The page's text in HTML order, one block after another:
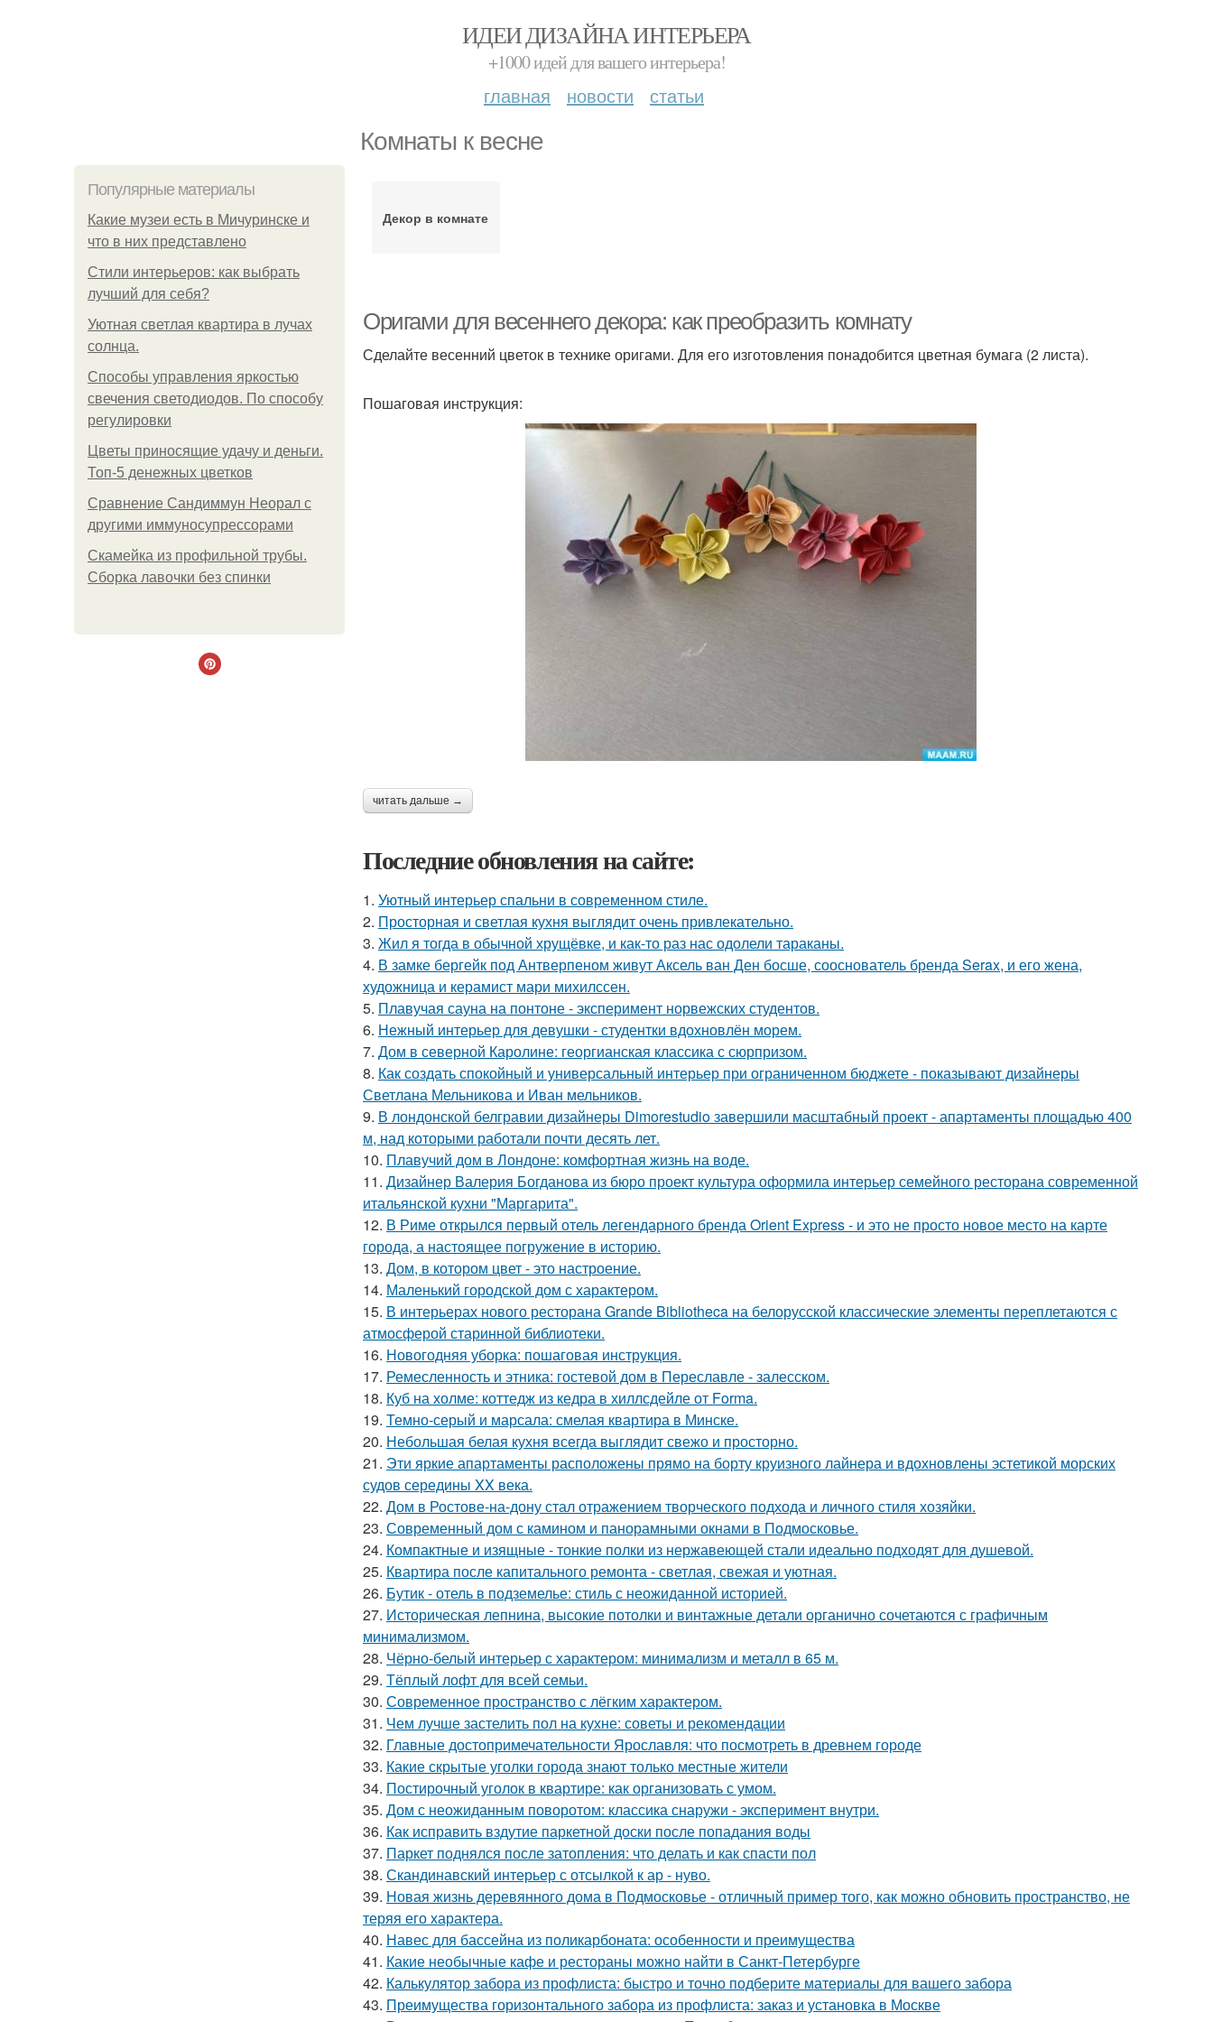
ИДЕИ ДИЗАЙНА ИНТЕРЬЕРА
+1000 идей для вашего интерьера!
главная новости статьи
Комнаты к весне
Популярные материалы
Какие музеи есть в Мичуринске и
что в них представлено
Стили интерьеров: как выбрать
лучший для себя?
Уютная светлая квартира в лучах
солнца.
Способы управления яркостью
свечения светодиодов. По способу
регулировки
Цветы приносящие удачу и деньги.
Топ-5 денежных цветков
Сравнение Сандиммун Неорал с
другими иммуносупрессорами
Скамейка из профильной трубы.
Сборка лавочки без спинки
Декор в комнате
Оригами для весеннего декора: как преобразить комнату
Сделайте весенний цветок в технике оригами. Для его изготовления понадобится цветная бумага (2 листа).
Пошаговая инструкция:
читать дальше →
Последние обновления на сайте:
1. Уютный интерьер спальни в современном стиле.
2. Просторная и светлая кухня выглядит очень привлекательно.
3. Жил я тогда в обычной хрущёвке, и как-то раз нас одолели тараканы.
4. В замке бергейк под Антверпеном живут Аксель ван Ден босше, сооснователь бренда Serax, и его жена,
художница и керамист мари михилссен.
5. Плавучая сауна на понтоне - эксперимент норвежских студентов.
6. Нежный интерьер для девушки - студентки вдохновлён морем.
7. Дом в северной Каролине: георгианская классика с сюрпризом.
8. Как создать спокойный и универсальный интерьер при ограниченном бюджете - показывают дизайнеры
Светлана Мельникова и Иван мельников.
9. В лондонской белгравии дизайнеры Dimorestudio завершили масштабный проект - апартаменты площадью 400
м, над которыми работали почти десять лет.
10. Плавучий дом в Лондоне: комфортная жизнь на воде.
11. Дизайнер Валерия Богданова из бюро проект культура оформила интерьер семейного ресторана современной
итальянской кухни "Маргарита".
12. В Риме открылся первый отель легендарного бренда Orient Express - и это не просто новое место на карте
города, а настоящее погружение в историю.
13. Дом, в котором цвет - это настроение.
14. Маленький городской дом с характером.
15. В интерьерах нового ресторана Grande Bibliotheca на белорусской классические элементы переплетаются с
атмосферой старинной библиотеки.
16. Новогодняя уборка: пошаговая инструкция.
17. Ремесленность и этника: гостевой дом в Переславле - залесском.
18. Куб на холме: коттедж из кедра в хиллсдейле от Forma.
19. Темно-серый и марсала: смелая квартира в Минске.
20. Небольшая белая кухня всегда выглядит свежо и просторно.
21. Эти яркие апартаменты расположены прямо на борту круизного лайнера и вдохновлены эстетикой морских
судов середины XX века.
22. Дом в Ростове-на-дону стал отражением творческого подхода и личного стиля хозяйки.
23. Современный дом с камином и панорамными окнами в Подмосковье.
24. Компактные и изящные - тонкие полки из нержавеющей стали идеально подходят для душевой.
25. Квартира после капитального ремонта - светлая, свежая и уютная.
26. Бутик - отель в подземелье: стиль с неожиданной историей.
27. Историческая лепнина, высокие потолки и винтажные детали органично сочетаются с графичным
минимализмом.
28. Чёрно-белый интерьер с характером: минимализм и металл в 65 м.
29. Тёплый лофт для всей семьи.
30. Современное пространство с лёгким характером.
31. Чем лучше застелить пол на кухне: советы и рекомендации
32. Главные достопримечательности Ярославля: что посмотреть в древнем городе
33. Какие скрытые уголки города знают только местные жители
34. Постирочный уголок в квартире: как организовать с умом.
35. Дом с неожиданным поворотом: классика снаружи - эксперимент внутри.
36. Как исправить вздутие паркетной доски после попадания воды
37. Паркет поднялся после затопления: что делать и как спасти пол
38. Скандинавский интерьер с отсылкой к ар - нуво.
39. Новая жизнь деревянного дома в Подмосковье - отличный пример того, как можно обновить пространство, не
теряя его характера.
40. Навес для бассейна из поликарбоната: особенности и преимущества
41. Какие необычные кафе и рестораны можно найти в Санкт-Петербурге
42. Калькулятор забора из профлиста: быстро и точно подберите материалы для вашего забора
43. Преимущества горизонтального забора из профлиста: заказ и установка в Москве